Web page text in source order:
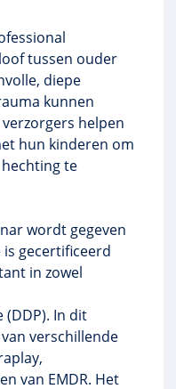
tussen ouder
diepe
kunnen
helpen
hun kinderen om
te
wordt gegeven
is gecertificeerd
in zowel
In dit
verschillende
van EMDR. Het